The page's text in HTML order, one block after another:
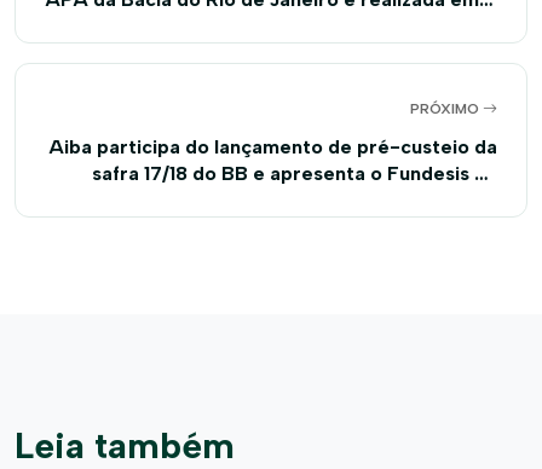
PRÓXIMO
Aiba participa do lançamento de pré-custeio da
safra 17/18 do BB e apresenta o Fundesis ao
Leia também